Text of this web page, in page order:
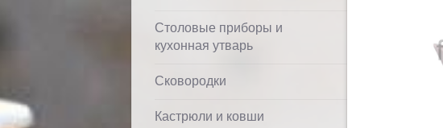
Столовые приборы и
кухонная утварь
Сковородки
Кастрюли и ковши